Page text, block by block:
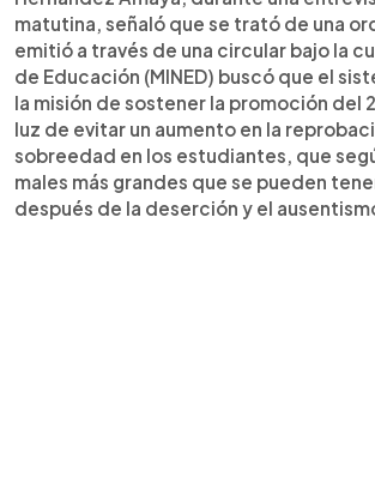
matutina, señaló que se trató de una
emitió a través de una circular bajo la
de Educación (MINED) buscó que el
la misión de sostener la promoción del
luz de evitar un aumento en la
sobreedad en los estudiantes, que
males más grandes que se pueden
después de la deserción y el